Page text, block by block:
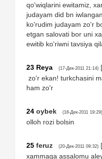
qo'wiqlarini ewitamiz,
judayam did bn
ko'rudim judayam zo'r
etgan salovati bor uni
ewitib ko'riwni tavsiya
23 Reya (17-Дек-2011 21:14) [
zo'r ekan! turkchasini
ham zo'r
24 oybek (18-Дек-2011 19:29)
olloh rozi bolsin
25 feruz (20-Дек-2011 09:32) [
xammaga assalomu